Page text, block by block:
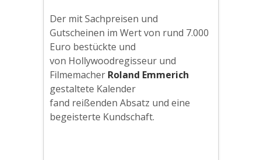
Der mit Sachpreisen und
Gutscheinen im Wert von rund 7.000
Euro bestückte und
von Hollywoodregisseur und
Filmemacher Roland Emmerich
gestaltete Kalender
fand reißenden Absatz und eine
begeisterte Kundschaft.